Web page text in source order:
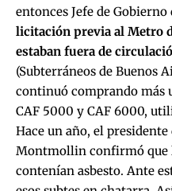
entonces Jefe de
licitación previa al Metro
estaban fuera de
(Subterráneos de Buenos
continuó comprando más
CAF 5000 y CAF 6000,
Hace un año, el presidente
Montmollin confirmó que
contenían asbesto. Ante